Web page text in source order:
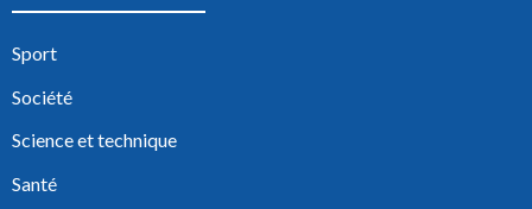
Sport
Société
Science et technique
Santé